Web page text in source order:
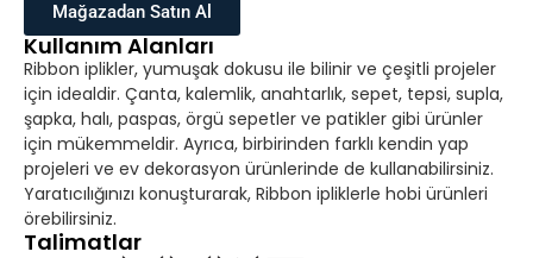
Mağazadan Satın Al
Kullanım Alanları
Ribbon iplikler, yumuşak dokusu ile bilinir ve çeşitli projeler
için idealdir. Çanta, kalemlik, anahtarlık, sepet, tepsi, supla,
şapka, halı, paspas, örgü sepetler ve patikler gibi ürünler
için mükemmeldir. Ayrıca, birbirinden farklı kendin yap
projeleri ve ev dekorasyon ürünlerinde de kullanabilirsiniz.
Yaratıcılığınızı konuşturarak, Ribbon ipliklerle hobi ürünleri
örebilirsiniz.
Talimatlar